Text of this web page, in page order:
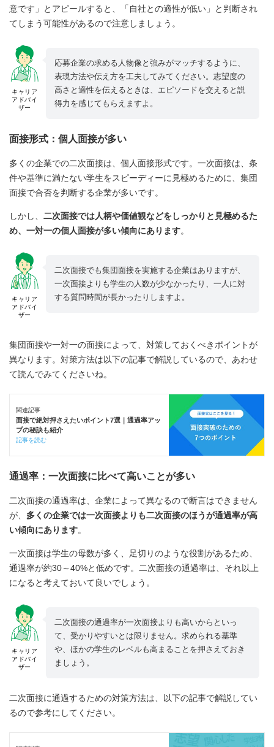
意です」とアピールすると、「自社との適性が低い」と判断され
てしまう可能性があるので注意しましょう。
キャリア
アドバイ
ザー
応募企業の求める人物像と強みがマッチするように、
表現方法や伝え方を工夫してみてください。志望度の
高さと適性を伝えるときは、エピソードを交えると説
得力を感じてもらえますよ。
面接形式：個人面接が多い
多くの企業での二次面接は、個人面接形式です。一次面接は、条
件や基準に満たない学生をスピーディーに見極めるために、集団
面接で合否を判断する企業が多いです。
しかし、 二次面接では人柄や価値観などをしっかりと見極めるた
め、一対一の個人面接が多い傾向にあります。
キャリア
アドバイ
ザー
二次面接でも集団面接を実施する企業はありますが、
一次面接よりも学生の人数が少なかったり、一人に対
する質問時間が長かったりしますよ。
集団面接や一対一の面接によって、対策しておくべきポイントが
異なります。対策方法は以下の記事で解説しているので、あわせ
て読んでみてくださいね。
関連記事
面接で絶対押さえたいポイント7選｜通過率アッ
プの秘訣も紹介
記事を読む
通過率：一次面接に比べて高いことが多い
二次面接の通過率は、企業によって異なるので断言はできません
が、 多くの企業では一次面接よりも二次面接のほうが通過率が高
い傾向にあります。
一次面接は学生の母数が多く、足切りのような役割があるため、
通過率が約30～40%と低めです。二次面接の通過率は、それ以上
になると考えておいて良いでしょう。
キャリア
アドバイ
ザー
二次面接の通過率が一次面接よりも高いからといっ
て、受かりやすいとは限りません。求められる基準
や、ほかの学生のレベルも高まることを押さえておき
ましょう。
二次面接に通過するための対策方法は、以下の記事で解説してい
るので参考にしてください。